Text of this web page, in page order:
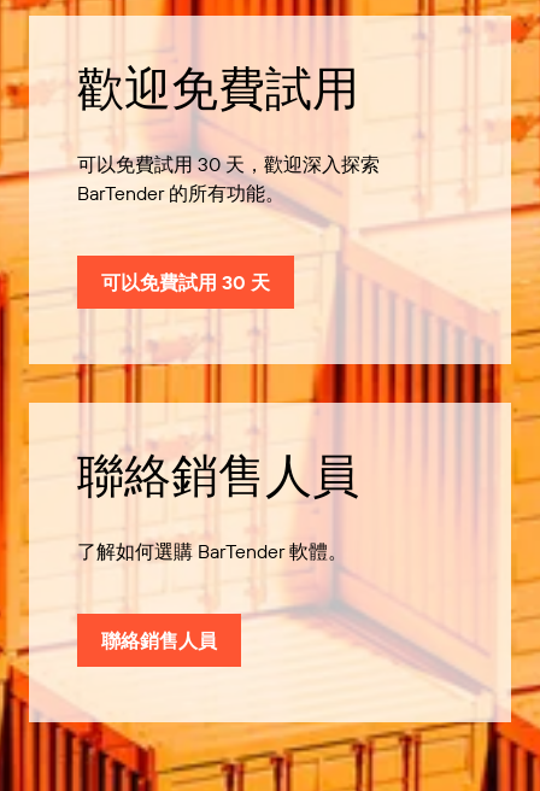
歡迎免費試用
可以免費試用 30 天，歡迎深入探索
BarTender 的所有功能。
可以免費試用 30 天
聯絡銷售人員
了解如何選購 BarTender 軟體。
聯絡銷售人員